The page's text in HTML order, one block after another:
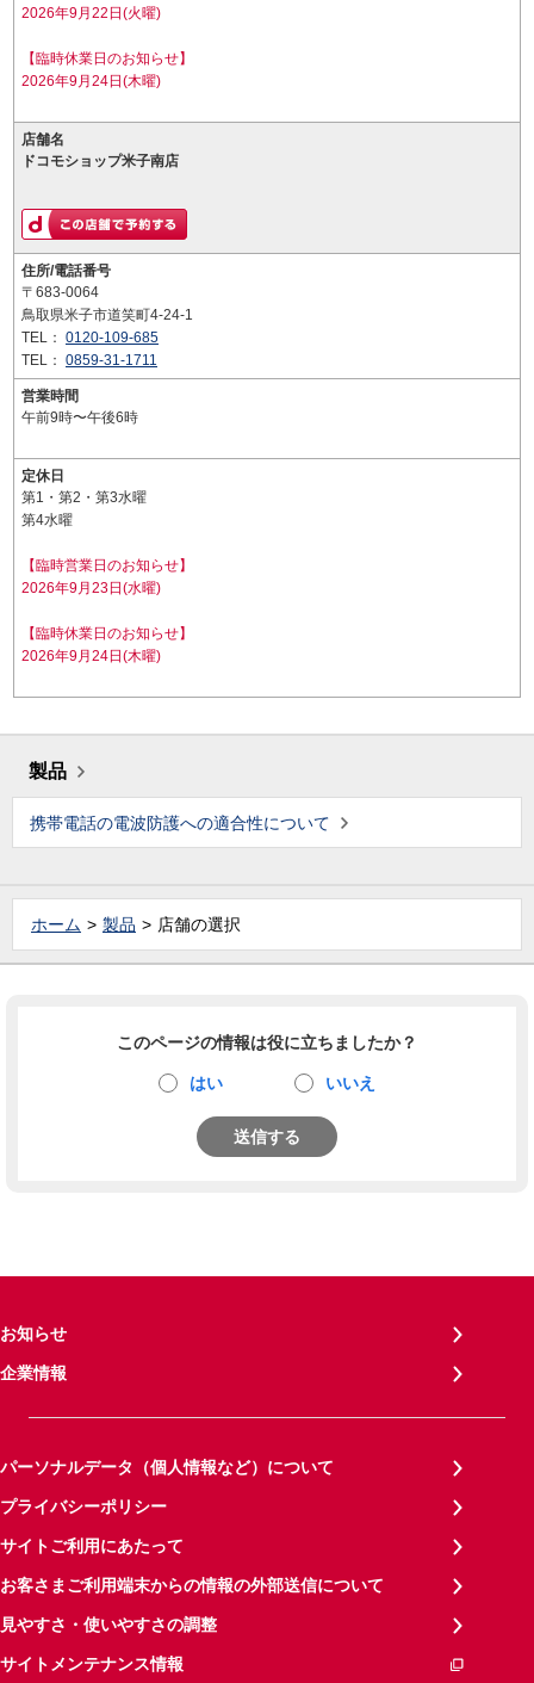
2026年9月22日(火曜)
【臨時休業日のお知らせ】
2026年9月24日(木曜)
店舗名
ドコモショップ米子南店
住所/電話番号
〒683-0064
鳥取県米子市道笑町4-24-1
TEL： 0120-109-685
TEL： 0859-31-1711
営業時間
午前9時〜午後6時
定休日
第1・第2・第3水曜
第4水曜
【臨時営業日のお知らせ】
2026年9月23日(水曜)
【臨時休業日のお知らせ】
2026年9月24日(木曜)
製品
携帯電話の電波防護への適合性について
ホーム 製品 店舗の選択
このページの情報は役に立ちましたか？
はい いいえ
送信する
お知らせ
企業情報
パーソナルデータ（個人情報など）について
プライバシーポリシー
サイトご利用にあたって
お客さまご利用端末からの情報の外部送信について
見やすさ・使いやすさの調整
サイトメンテナンス情報